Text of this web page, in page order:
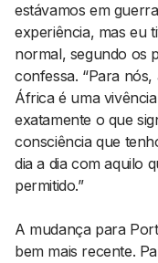
estávamos em
experiência, mas eu
normal, segundo os
confessa. “Para
África é uma
exatamente o que
consciência que
dia a dia com aquilo
permitido.”
A mudança para
bem mais recente.